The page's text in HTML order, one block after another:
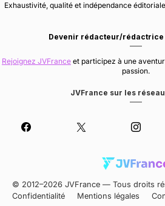
Exhaustivité, qualité et indépendance
Devenir rédacteur/rédactrice
Rejoignez JVFrance et participez à une
passion.
JVFrance sur les
© 2012–2026 JVFrance — Tous droits
Confidentialité
Mentions légales